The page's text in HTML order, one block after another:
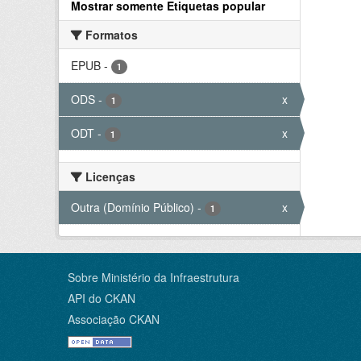
Mostrar somente Etiquetas popular
Formatos
EPUB - 1
ODS - 1 x
ODT - 1 x
Licenças
Outra (Domínio Público) - 1 x
Sobre Ministério da Infraestrutura
API do CKAN
Associação CKAN